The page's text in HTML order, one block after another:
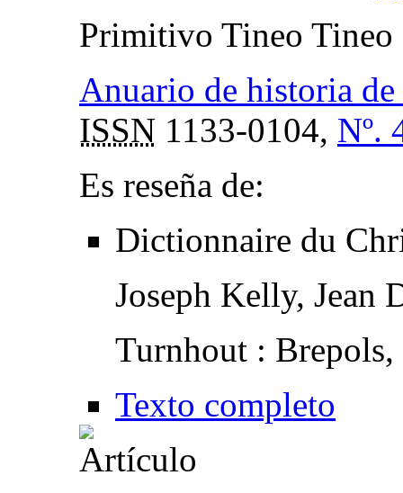
Primitivo Tineo Tineo
Anuario de historia
ISSN 1133-0104, Nº.
Es reseña de:
Dictionnaire du
Joseph Kelly, Jean
Turnhout : Brepols,
Texto completo